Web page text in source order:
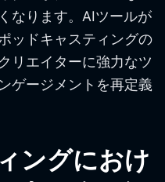
なります。AIツールが
ッドキャスティングの
リエイターに強力なツ
ゲージメントを再定義
ングにおけ